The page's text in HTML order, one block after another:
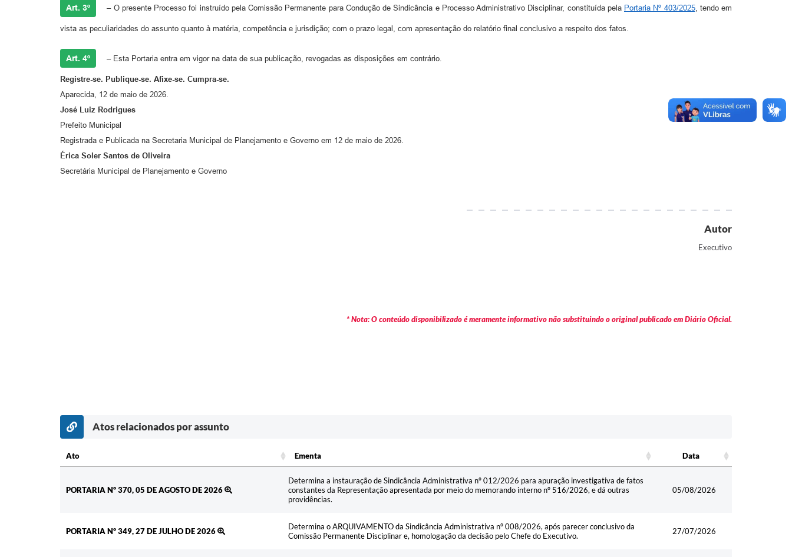
Art. 3º – O presente Processo foi instruído pela Comissão Permanente para Condução de Sindicância e Processo Administrativo Disciplinar, constituída pela Portaria Nº 403/2025, tendo em
vista as peculiaridades do assunto quanto à matéria, competência e jurisdição; com o prazo legal, com apresentação do relatório final conclusivo a respeito dos fatos.
Art. 4º – Esta Portaria entra em vigor na data de sua publicação, revogadas as disposições em contrário.
Registre-se. Publique-se. Afixe-se. Cumpra-se.
Aparecida, 12 de maio de 2026.
José Luiz Rodrigues
Prefeito Municipal
Registrada e Publicada na Secretaria Municipal de Planejamento e Governo em 12 de maio de 2026.
Érica Soler Santos de Oliveira
Secretária Municipal de Planejamento e Governo
Autor
Executivo
* Nota: O conteúdo disponibilizado é meramente informativo não substituindo o original publicado em Diário Oficial.
Atos relacionados por assunto
Ato Ementa
Data
PORTARIA Nº 370, 05 DE AGOSTO DE 2026
Determina a instauração de Sindicância Administrativa nº 012/2026 para apuração investigativa de fatos
constantes da Representação apresentada por meio do memorando interno nº 516/2026, e dá outras
providências.
05/08/2026
PORTARIA Nº 349, 27 DE JULHO DE 2026
Determina o ARQUIVAMENTO da Sindicância Administrativa nº 008/2026, após parecer conclusivo da
Comissão Permanente Disciplinar e, homologação da decisão pelo Chefe do Executivo.
27/07/2026